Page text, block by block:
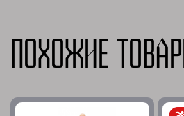
Похожие